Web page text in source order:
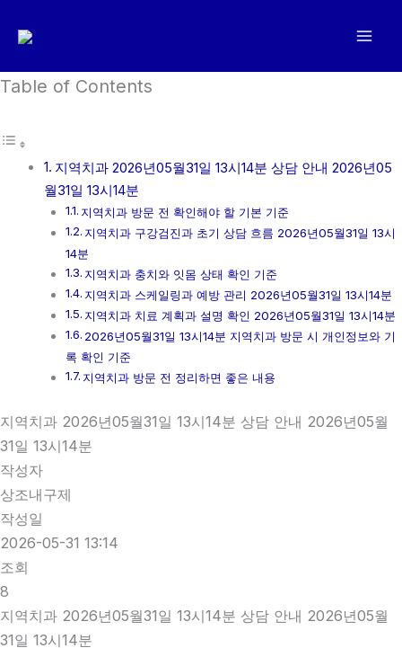
로
너
Table of Contents
지역치과 2026년05월31일 13시14분 상담 안내 2026년05
월31일 13시14분
지역치과 방문 전 확인해야 할 기본 기준
지역치과 구강검진과 초기 상담 흐름 2026년05월31일 13시
14분
지역치과 충치와 잇몸 상태 확인 기준
지역치과 스케일링과 예방 관리 2026년05월31일 13시14분
지역치과 치료 계획과 설명 확인 2026년05월31일 13시14분
2026년05월31일 13시14분 지역치과 방문 시 개인정보와 기
록 확인 기준
지역치과 방문 전 정리하면 좋은 내용
지역치과 2026년05월31일 13시14분 상담 안내 2026년05월
31일 13시14분
작성자
상조내구제
작성일
2026-05-31 13:14
조회
8
지역치과 2026년05월31일 13시14분 상담 안내 2026년05월
31일 13시14분